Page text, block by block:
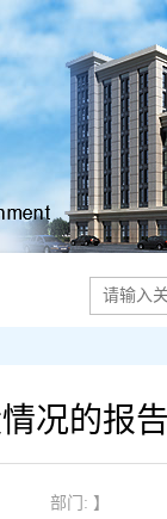
况的报告
部门: 】